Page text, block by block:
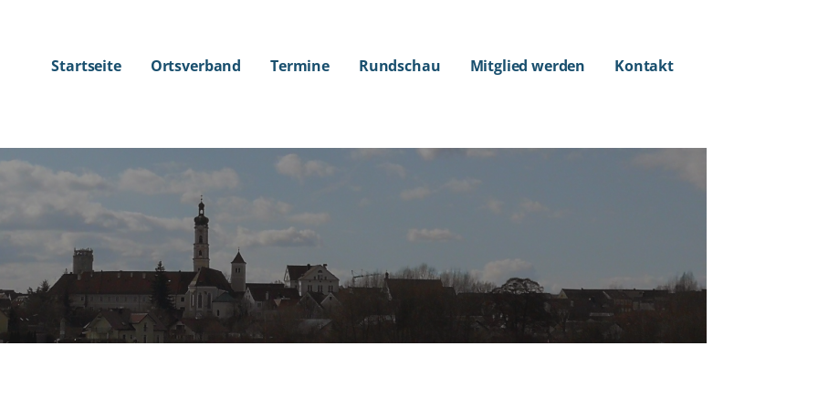
Startseite Ortsverband Termine Rundschau Mitglied werden Kontakt